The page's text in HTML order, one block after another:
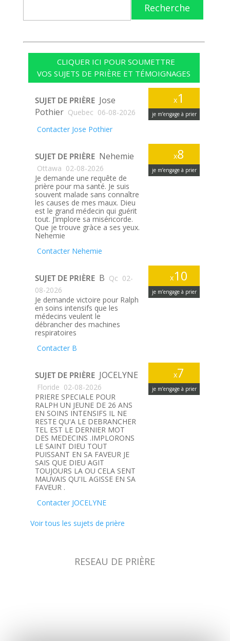
Recherche
CLIQUER ICI POUR SOUMETTRE
VOS SUJETS DE PRIÈRE ET TÉMOIGNAGES
x1
je m’engage à prier
SUJET DE PRIÈRE Jose
Pothier Quebec 06-08-2026
Contacter Jose Pothier
x8
je m’engage à prier
SUJET DE PRIÈRE Nehemie
Ottawa 02-08-2026
Je demande une requête de
prière pour ma santé. Je suis
souvent malade sans connaître
les causes de mes maux. Dieu
est le grand médecin qui guérit
tout. J’implore sa miséricorde.
Que je trouve gràce a ses yeux.
Nehemie
Contacter Nehemie
x10
je m’engage à prier
SUJET DE PRIÈRE B Qc 02-
08-2026
Je demande victoire pour Ralph
en soins intensifs que les
médecins veulent le
débrancher des machines
respiratoires
Contacter B
x7
je m’engage à prier
SUJET DE PRIÈRE JOCELYNE
Floride 02-08-2026
PRIERE SPECIALE POUR
RALPH UN JEUNE DE 26 ANS
EN SOINS INTENSIFS IL NE
RESTE QU'A LE DEBRANCHER
TEL EST LE DERNIER MOT
DES MEDECINS .IMPLORONS
LE SAINT DIEU TOUT
PUISSANT EN SA FAVEUR JE
SAIS QUE DIEU AGIT
TOUJOURS LA OU CELA SENT
MAUVAIS QU'IL AGISSE EN SA
FAVEUR .
Contacter JOCELYNE
Voir tous les sujets de prière
RESEAU DE PRIÈRE